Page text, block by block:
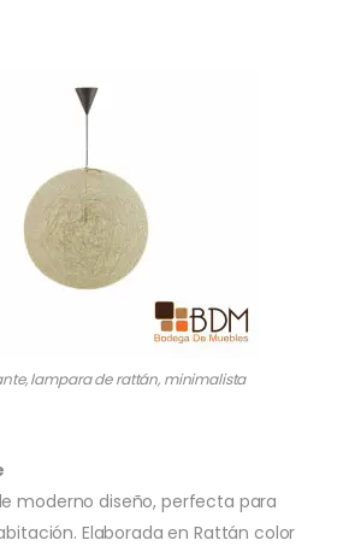
lampara de rattán, minimalista
moderno diseño, perfecta para
Elaborada en Rattán color